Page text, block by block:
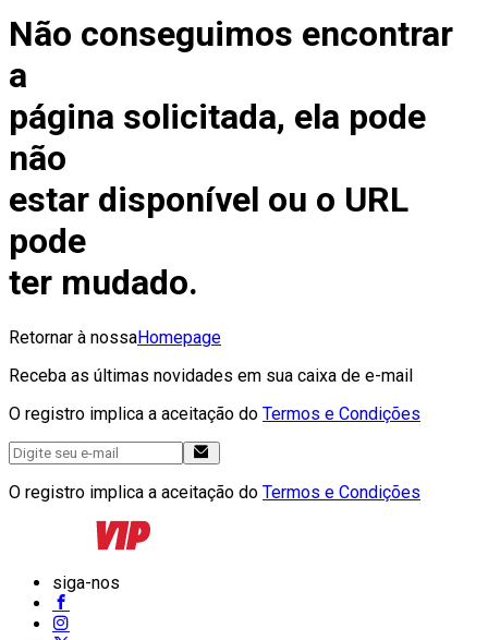
Não conseguimos encontrar
a
página solicitada, ela pode
não
estar disponível ou o URL
pode
ter mudado.
Retornar à nossaHomepage
Receba as últimas novidades em sua caixa de e-mail
O registro implica a aceitação do Termos e Condições
O registro implica a aceitação do Termos e Condições
siga-nos